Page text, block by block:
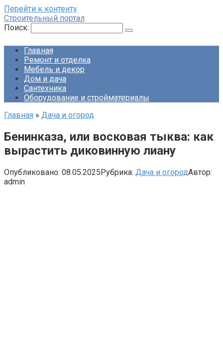
Перейти к контенту
Строительный портал
Поиск:
Главная
Ремонт и отделка
Мебель и декор
Дом и дача
Сантехника
Оборудование и стройматериалы
Главная » Дача и огород
Бенинказа, или восковая тыква: как
вырастить диковинную лиану
Опубликовано: 08.05.2025Рубрика: Дача и огородАвтор:
admin